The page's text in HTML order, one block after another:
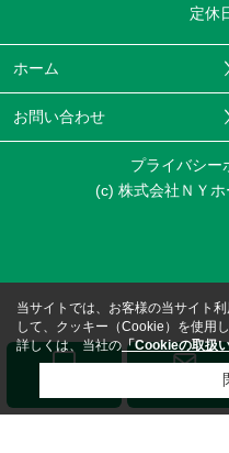
定休
ホーム
お問い合わせ
プライバシー
(c) 株式会社ＮＹ
当サイトでは、お客様の当サイト
して、クッキー（Cookie）を使用し
詳しくは、当社の 「Cookieの取扱